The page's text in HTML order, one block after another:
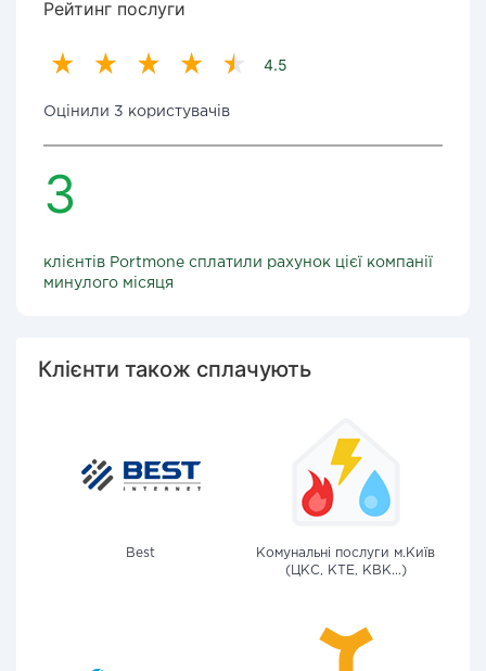
Рейтинг послуги
4.5
Оцінили 3 користувачів
3
клієнтів Portmone сплатили рахунок цієї компанії
минулого місяця
Клієнти також сплачують
Best
Комунальні послуги м.Київ
(ЦКС, КТЕ, КВК...)